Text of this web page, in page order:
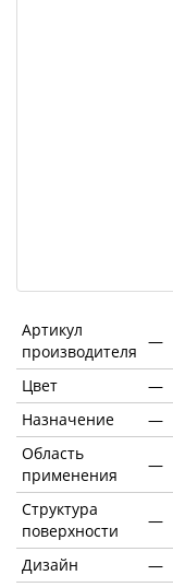
Артикул
производителя
—
Цвет —
Назначение
—
Область
применения
—
Структура
поверхности
—
Дизайн —